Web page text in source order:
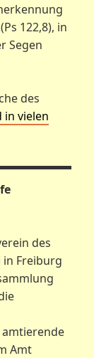
122,8), in
Segen
des
in vielen
des
in Freiburg
Amt